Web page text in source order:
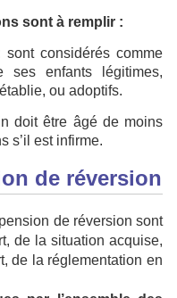
sont à remplir :
sont considérés comme
ses enfants légitimes,
ou adoptifs.
doit être âgé de moins
s’il est infirme.
de réversion
de réversion sont
de la situation acquise,
de la réglementation en